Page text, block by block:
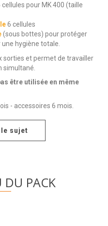
cellules pour MK 400 (taille
6 cellules
(sous bottes) pour protéger
hygiène totale.
sorties et permet de travailler
simultané.
être utilisée en même
- accessoires 6 mois.
sujet
DU PACK